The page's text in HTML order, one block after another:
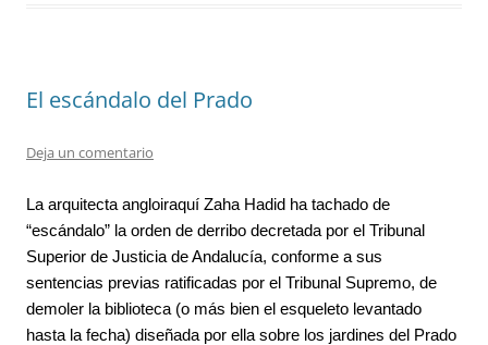
El escándalo del Prado
Deja un comentario
La arquitecta angloiraquí Zaha Hadid ha tachado de
“escándalo” la orden de derribo decretada por el Tribunal
Superior de Justicia de Andalucía, conforme a sus
sentencias previas ratificadas por el Tribunal Supremo, de
demoler la biblioteca (o más bien el esqueleto levantado
hasta la fecha) diseñada por ella sobre los jardines del Prado